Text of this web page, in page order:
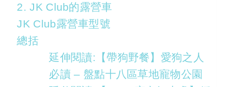
2. JK Club的露營車
JK Club露營車型號
總括
延伸閱讀:【帶狗野餐】愛狗之人
必讀 – 盤點十八區草地寵物公園